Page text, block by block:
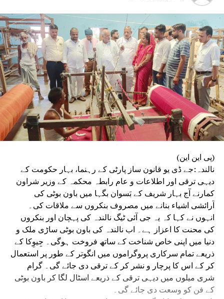
(پی این این)
نالندہ:جے ڈی یو قانون ساز پارٹی کے رہنما، بہار حکومت کے
دیہی ترقی اور اطلاعات و عام رابطہ محکمہ کے وزیر شراون
کمارنے آج بہار شریف کے بَسوان بگہا میں باون بوٹی کی
آرائشی اشیاء بنانے میں مصروف بنکروں سے ملاقات کی۔
انہوں نے کہا کہ یہ جی آئی ٹیگ نالندہ کی پہچان اور بنکروں
کی محنت کا اعزاز ہے۔ اب نالندہ کی باون بوٹی ساڑی ملک و
دنیا میں اپنی خاص شناخت کے ساتھ فروخت ہوگی۔ جِیوِکا کے
ذریعے تمام سرکاری پروگراموں میں انگوتر کے طور پر استعمال
کر کے اس کا پرچار و نشر کر کے ترقی دی جائے گی۔ گرام
شری میلوں میں دیہی ترقی کے ذریعے اسٹال لگا کر باون بوٹی
کے فن کو وسعت دی جائے گی۔